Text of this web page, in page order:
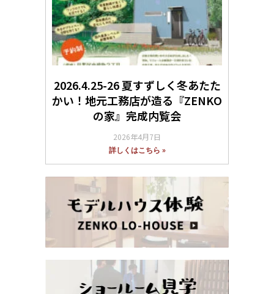
2026.4.25-26 夏すずしく冬あたた
かい！地元工務店が造る『ZENKO
の家』完成内覧会
2026年4月7日
詳しくはこちら »